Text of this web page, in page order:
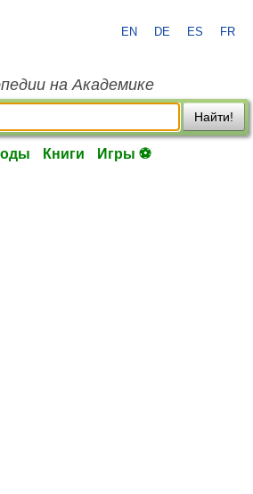
EN DE ES FR
на Академике
Найти!
Книги Игры ⚽